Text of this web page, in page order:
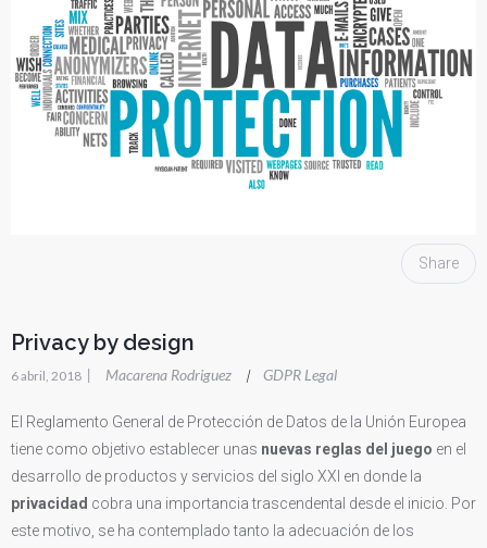
Share
Privacy by design
6 abril, 2018 | Macarena Rodriguez | GDPR Legal
El Reglamento General de Protección de Datos de la Unión Europea
tiene como objetivo establecer unas nuevas reglas del juego en el
desarrollo de productos y servicios del siglo XXI en donde la
privacidad cobra una importancia trascendental desde el inicio. Por
este motivo, se ha contemplado tanto la adecuación de los